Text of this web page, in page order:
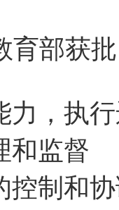
育部获
力，执
和监督
控制和